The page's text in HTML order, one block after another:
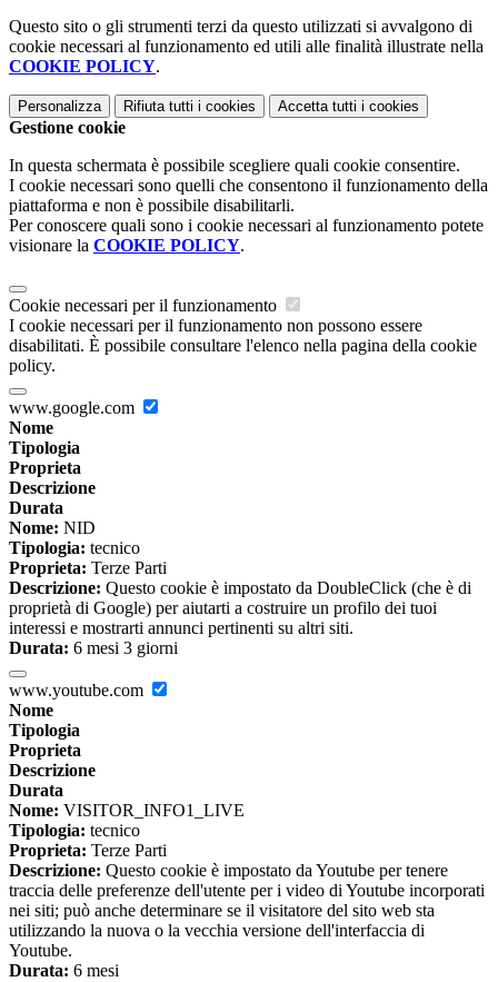
Questo sito o gli strumenti terzi da questo utilizzati si avvalgono di
cookie necessari al funzionamento ed utili alle finalità illustrate nella
COOKIE POLICY.
Personalizza Rifiuta tutti i cookies Accetta tutti i cookies
Gestione cookie
In questa schermata è possibile scegliere quali cookie consentire.
I cookie necessari sono quelli che consentono il funzionamento della
piattaforma e non è possibile disabilitarli.
Per conoscere quali sono i cookie necessari al funzionamento potete
visionare la COOKIE POLICY.
Cookie necessari per il funzionamento
I cookie necessari per il funzionamento non possono essere
disabilitati. È possibile consultare l'elenco nella pagina della cookie
policy.
www.google.com
Nome
Tipologia
Proprieta
Descrizione
Durata
Nome: NID
Tipologia: tecnico
Proprieta: Terze Parti
Descrizione: Questo cookie è impostato da DoubleClick (che è di
proprietà di Google) per aiutarti a costruire un profilo dei tuoi
interessi e mostrarti annunci pertinenti su altri siti.
Durata: 6 mesi 3 giorni
www.youtube.com
Nome
Tipologia
Proprieta
Descrizione
Durata
Nome: VISITOR_INFO1_LIVE
Tipologia: tecnico
Proprieta: Terze Parti
Descrizione: Questo cookie è impostato da Youtube per tenere
traccia delle preferenze dell'utente per i video di Youtube incorporati
nei siti; può anche determinare se il visitatore del sito web sta
utilizzando la nuova o la vecchia versione dell'interfaccia di
Youtube.
Durata: 6 mesi